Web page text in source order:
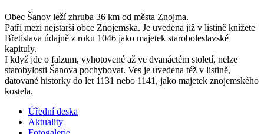
Obec Šanov leží zhruba 36 km od města Znojma.
Patří mezi nejstarší obce Znojemska. Je uvedena již v listině knížete
Břetislava údajně z roku 1046 jako majetek staroboleslavské
kapituly.
I když jde o falzum, vyhotovené až ve dvanáctém století, nelze
starobylosti Šanova pochybovat. Ves je uvedena též v listině,
datované historky do let 1131 nebo 1141, jako majetek znojemského
kostela.
Úřední deska
Aktuality